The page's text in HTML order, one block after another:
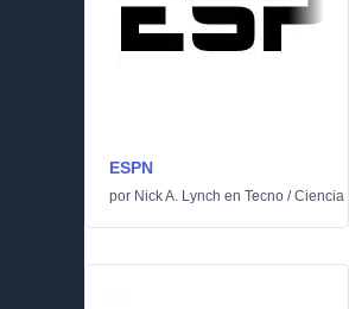
ESPN
por Nick A. Lynch en Tecno /Ciencia